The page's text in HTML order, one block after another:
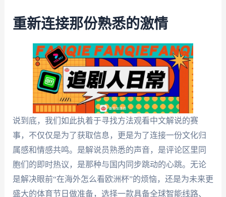
重新连接那份熟悉的激情
说到底，我们如此执着于寻找方法观看中文解说的赛
事，不仅仅是为了获取信息，更是为了连接一份文化归
属感和情感共鸣。是解说员熟悉的声音，是评论区里同
胞们的即时热议，是那种与国内同步跳动的心跳。无论
是解决眼前“在海外怎么看欧洲杯”的烦恼，还是为未来更
盛大的体育节日做准备，选择一款具备全球智能线路、